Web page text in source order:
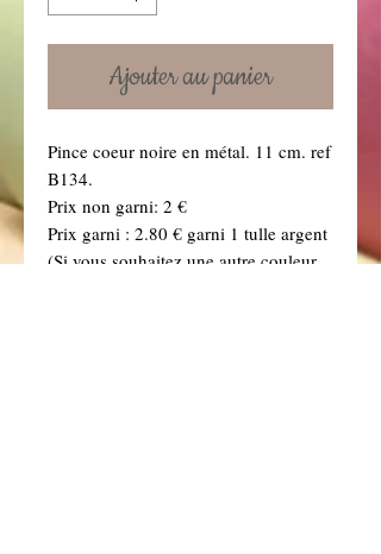
Ajouter au panier
Pince coeur noire en métal. 11 cm. ref
B134.
Prix non garni: 2 €
Prix garni : 2.80 € garni 1 tulle argent
(Si vous souhaitez une autre couleur